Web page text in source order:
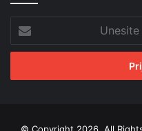
Email
adresu